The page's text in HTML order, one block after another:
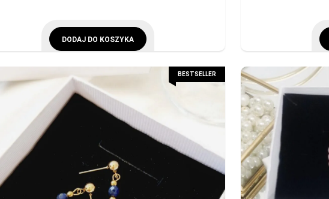
DODAJ DO KOSZYKA
BESTSELLER